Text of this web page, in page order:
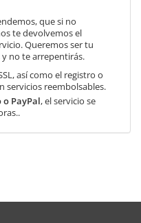
que si no
te devolvemos el
Queremos ser tu
no te arrepentirás.
así como el registro o
servicios reembolsables.
PayPal, el servicio se